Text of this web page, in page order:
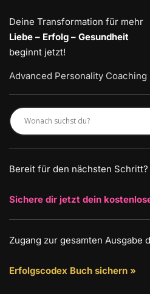
Deine Transformation für mehr
Liebe – Erfolg – Gesundheit
beginnt jetzt!
Advanced Personality
Bereit für den nächsten Schritt?
Sichere dir jetzt dein
Zugang zur gesamten Ausgabe
Erfolgscodex Buch sichern »